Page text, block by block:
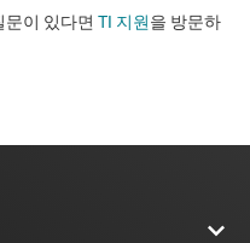
문이 있다면 TI 지원을 방문하